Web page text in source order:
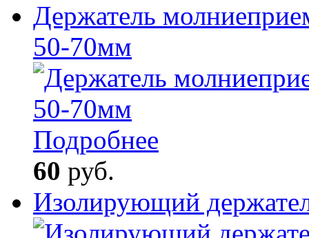
Держатель
50-70мм
Подробнее
60 руб.
Изолирующий